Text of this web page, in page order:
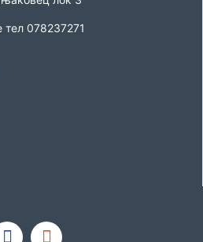
тел 078237271